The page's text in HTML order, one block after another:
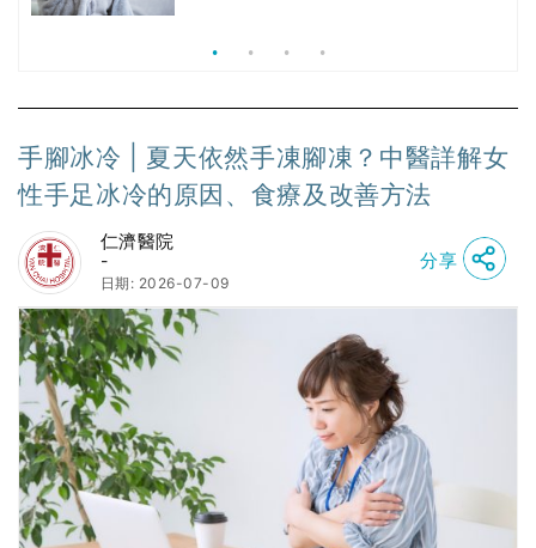
手腳冰冷 | 夏天依然手凍腳凍？中醫詳解女
性手足冰冷的原因、食療及改善方法
仁濟醫院
-
日期: 2026-07-09
分享